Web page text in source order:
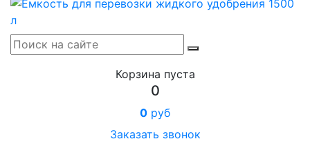
Корзина пуста
0
0 руб
Заказать звонок